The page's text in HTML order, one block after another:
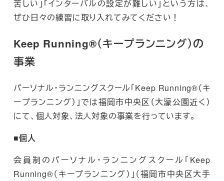
苦しい」「インターバルの設定が難しい」という方は、
ぜひ日々の練習に取り入れてみてください！
Keep Running®（キープランニング）の
事業
パーソナル・ランニングスクール「Keep Running®（キ
ープランニング）」では福岡市中央区（大濠公園近く）
にて、個人対象、法人対象の事業を行っています。
■個人
会員制のパーソナル・ランニングスクール「Keep
Running®（キープランニング）」（福岡市中央区大手